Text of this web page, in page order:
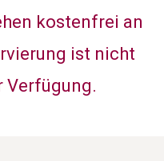
kostenfrei an
ist nicht
Verfügung.